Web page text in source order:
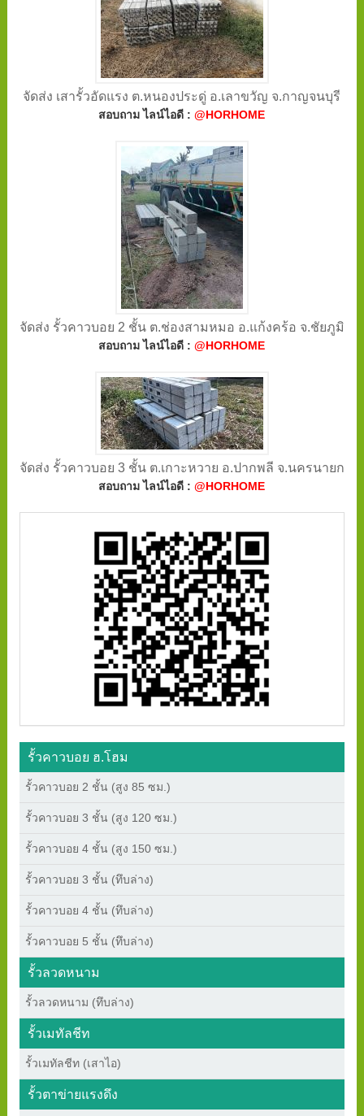
จัดส่ง เสารั้วอัดแรง ต.หนองประดู่ อ.เลาขวัญ จ.กาญจนบุรี
สอบถาม ไลน์ไอดี :@HORHOME
จัดส่ง รั้วคาวบอย 2 ชั้น ต.ช่องสามหมอ อ.แก้งคร้อ จ.ชัยภูมิ
สอบถาม ไลน์ไอดี :@HORHOME
จัดส่ง รั้วคาวบอย 3 ชั้น ต.เกาะหวาย อ.ปากพลี จ.นครนายก
สอบถาม ไลน์ไอดี :@HORHOME
รั้วคาวบอย ฮ.โฮม
รั้วคาวบอย 2 ชั้น (สูง 85 ซม.)
รั้วคาวบอย 3 ชั้น (สูง 120 ซม.)
รั้วคาวบอย 4 ชั้น (สูง 150 ซม.)
รั้วคาวบอย 3 ชั้น (ทึบล่าง)
รั้วคาวบอย 4 ชั้น (ทึบล่าง)
รั้วคาวบอย 5 ชั้น (ทึบล่าง)
รั้วลวดหนาม
รั้วลวดหนาม (ทึบล่าง)
รั้วเมทัลชีท
รั้วเมทัลชีท (เสาไอ)
รั้วตาข่ายแรงดึง